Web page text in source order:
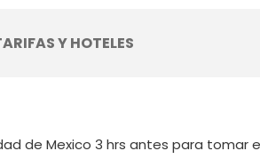
Y HOTELES
de Mexico 3 hrs antes para